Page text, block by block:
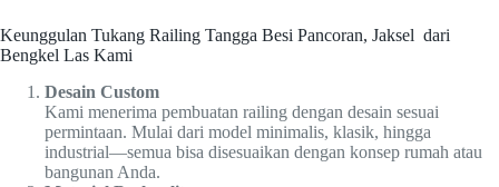
Keunggulan Tukang Railing Tangga Besi Pancoran, Jaksel dari
Bengkel Las Kami
Desain Custom
Kami menerima pembuatan railing dengan desain sesuai
permintaan. Mulai dari model minimalis, klasik, hingga
industrial—semua bisa disesuaikan dengan konsep rumah atau
bangunan Anda.